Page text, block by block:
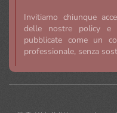
Invitiamo chiunque
delle nostre policy e
pubblicate come un
professionale, senza